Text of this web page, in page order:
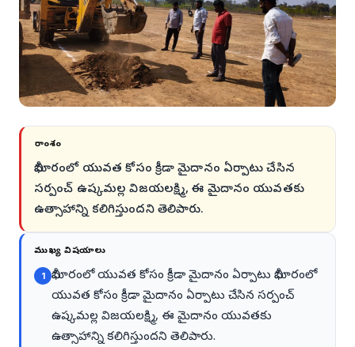
సారాంశం
భీమారంలో యువత కోసం క్రీడా మైదానం ఏర్పాటు చేసిన
సర్పంచ్ ఉష్కమల్ల విజయలక్ష్మి, ఈ మైదానం యువతకు
ఉత్సాహాన్ని కలిగిస్తుందని తెలిపారు.
ముఖ్య విషయాలు
1
భీమారంలో యువత కోసం క్రీడా మైదానం ఏర్పాటు భీమారంలో
యువత కోసం క్రీడా మైదానం ఏర్పాటు చేసిన సర్పంచ్
ఉష్కమల్ల విజయలక్ష్మి, ఈ మైదానం యువతకు
ఉత్సాహాన్ని కలిగిస్తుందని తెలిపారు.